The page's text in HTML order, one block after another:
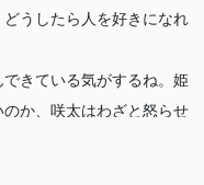
うしたら人を好きになれ
きている気がするね。姫
か、咲太はわざと怒らせ
の話的に姫路さんは敵に
がどう見ても霧島透子な